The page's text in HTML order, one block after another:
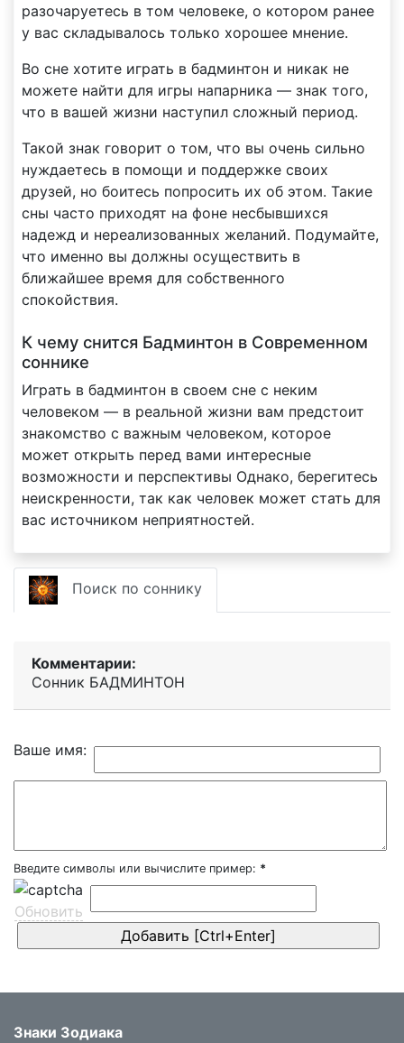
разочаруетесь в том человеке, о котором ранее
у вас складывалось только хорошее мнение.
Во сне хотите играть в бадминтон и никак не
можете найти для игры напарника — знак того,
что в вашей жизни наступил сложный период.
Такой знак говорит о том, что вы очень сильно
нуждаетесь в помощи и поддержке своих
друзей, но боитесь попросить их об этом. Такие
сны часто приходят на фоне несбывшихся
надежд и нереализованных желаний. Подумайте,
что именно вы должны осуществить в
ближайшее время для собственного
спокойствия.
К чему снится Бадминтон в Современном
соннике
Играть в бадминтон в своем сне с неким
человеком — в реальной жизни вам предстоит
знакомство с важным человеком, которое
может открыть перед вами интересные
возможности и перспективы Однако, берегитесь
неискренности, так как человек может стать для
вас источником неприятностей.
Поиск по соннику
Комментарии:
Сонник БАДМИНТОН
Ваше имя:
Введите символы или вычислите пример: *
Обновить
Знаки Зодиака